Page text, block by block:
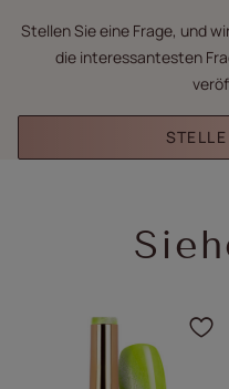
Stellen Sie eine Frage, und
die interessantesten